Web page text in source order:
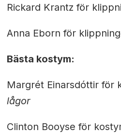
Rickard Krantz för
Anna Eborn för
Bästa kostym:
Margrét Einarsdóttir för
lågor
Clinton Booyse för